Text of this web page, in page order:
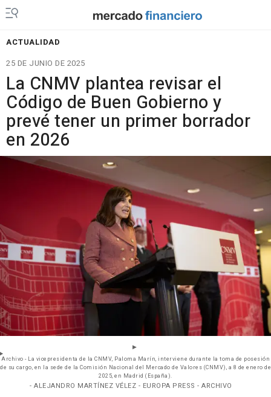
ACTUALIDAD
25 DE JUNIO DE 2025
La CNMV plantea revisar el
Código de Buen Gobierno y
prevé tener un primer borrador
en 2026
Archivo - La vicepresidenta de la CNMV, Paloma Marín, interviene durante la toma de posesión
de su cargo, en la sede de la Comisión Nacional del Mercado de Valores (CNMV), a 8 de enero de
2025, en Madrid (España).
- ALEJANDRO MARTÍNEZ VÉLEZ - EUROPA PRESS - ARCHIVO